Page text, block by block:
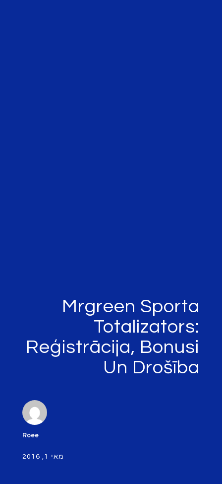
Mrgreen Sporta
Totalizators:
Reģistrācija, Bonusi
Un Drošība
Roee
מאי 1, 2016